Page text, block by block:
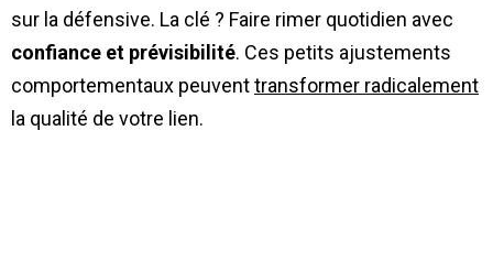
sur la défensive. La clé ? Faire rimer quotidien avec
confiance et prévisibilité. Ces petits ajustements
comportementaux peuventtransformer radicalement
la qualité de votre lien.